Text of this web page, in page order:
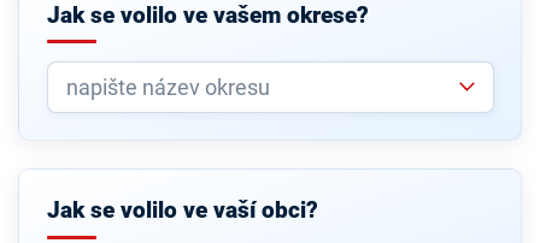
Jak se volilo ve vašem okrese?
Jak se volilo ve vaší obci?